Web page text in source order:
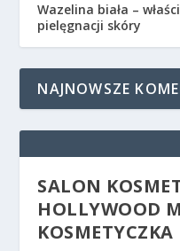
Wazelina biała –
pielęgnacji skóry
NAJNOWSZE
SALON
HOLLYWOOD
KOSMETYCZKA